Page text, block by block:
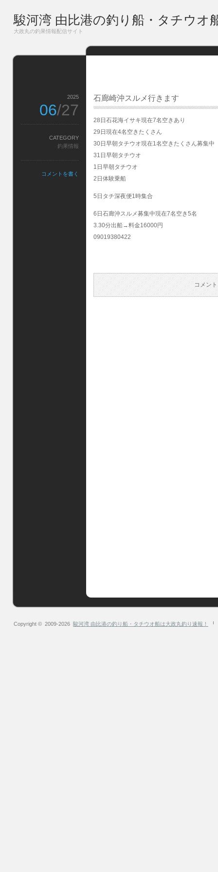
駿河湾 由比港の釣り船・タチウオ
大政丸の釣果情報配信サイト
石廊崎沖スルメ行きます
28日石花海イサキ現在7名空きあり
29日現在4名空きたくさん
30日早朝タチウオ現在1名空きたくさん募集中
31日早朝タチウオ
1日早朝タチウオ
2日体験乗船
5日タチ深夜便1時集合
6日石廊沖スルメ募集中現在7名空き5名
3.30分出船→料金16000円
09019380422
2025
06/27
CATEGORY
釣果情報
コメントを書く
コメン
Copyright © 2009-2026 駿河湾 由比港の釣り船・タチウオ船は大政丸釣り速報！